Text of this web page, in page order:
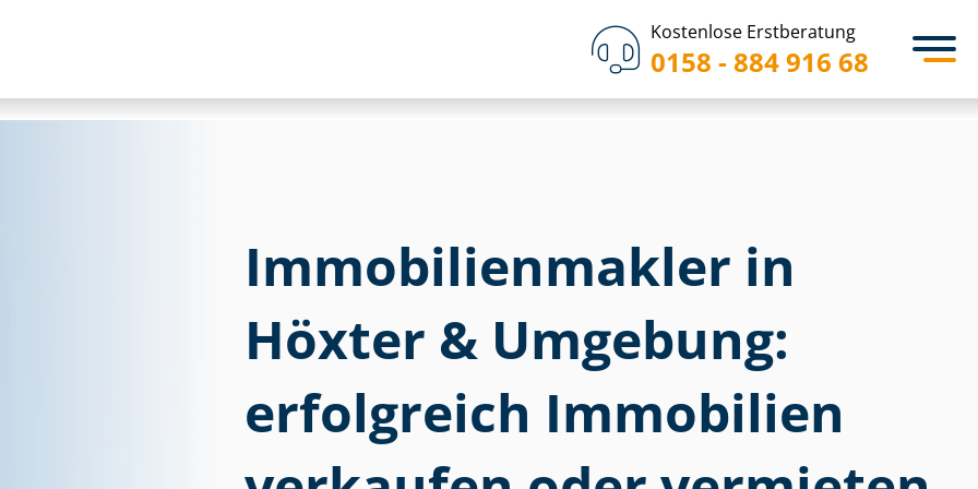
Kostenlose Erstberatung
0158 - 884 916 68
Im­mo­bi­li­en­mak­ler in
Höxter & Umgebung:
erfolgreich Immobilien